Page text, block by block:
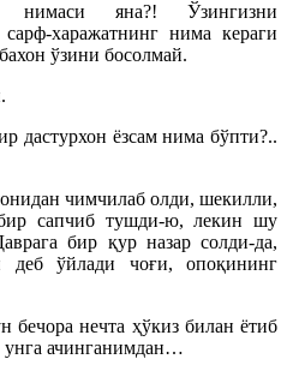
яна?! Ўзингизни
харажатнинг нима кераги
ўзини босолмай.
дастурхон ёзсам нима бўпти?..
чимчилаб олди, шекилли,
сапчиб тушди-ю, лекин шу
бир қур назар солди-да,
деб ўйлади чоғи, опоқининг
нечта ҳўкиз билан ётиб
ачинганимдан…